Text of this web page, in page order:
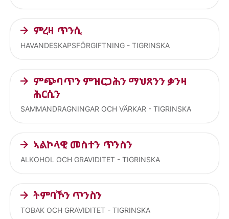
ምረዛ ጥንሲ
HAVANDESKAPSFÖRGIFTNING - TIGRINSKA
ምጭባጥን ምዝርጋሕን ማህጸንን ቃንዛ
ሕርሲን
SAMMANDRAGNINGAR OCH VÄRKAR - TIGRINSKA
ኣልኮላዊ መስተን ጥንስን
ALKOHOL OCH GRAVIDITET - TIGRINSKA
ትምባኾን ጥንስን
TOBAK OCH GRAVIDITET - TIGRINSKA